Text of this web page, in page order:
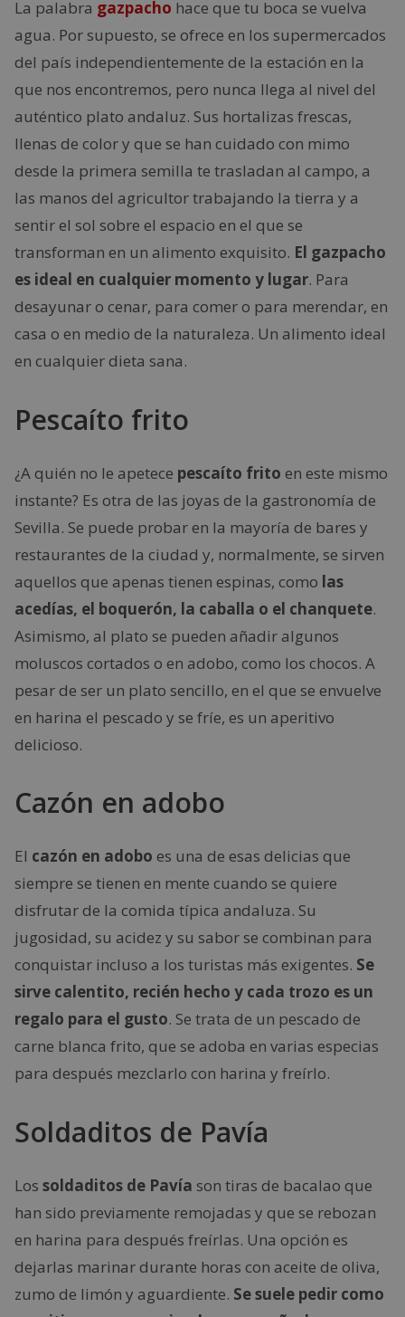
La palabra gazpacho hace que tu boca se vuelva
agua. Por supuesto, se ofrece en los supermercados
del país independientemente de la estación en la
que nos encontremos, pero nunca llega al nivel del
auténtico plato andaluz. Sus hortalizas frescas,
llenas de color y que se han cuidado con mimo
desde la primera semilla te trasladan al campo, a
las manos del agricultor trabajando la tierra y a
sentir el sol sobre el espacio en el que se
transforman en un alimento exquisito. El gazpacho
es ideal en cualquier momento y lugar. Para
desayunar o cenar, para comer o para merendar, en
casa o en medio de la naturaleza. Un alimento ideal
en cualquier dieta sana.
Pescaíto frito
¿A quién no le apetece pescaíto frito en este mismo
instante? Es otra de las joyas de la gastronomía de
Sevilla. Se puede probar en la mayoría de bares y
restaurantes de la ciudad y, normalmente, se sirven
aquellos que apenas tienen espinas, como las
acedías, el boquerón, la caballa o el chanquete.
Asimismo, al plato se pueden añadir algunos
moluscos cortados o en adobo, como los chocos. A
pesar de ser un plato sencillo, en el que se envuelve
en harina el pescado y se fríe, es un aperitivo
delicioso.
Cazón en adobo
El cazón en adobo es una de esas delicias que
siempre se tienen en mente cuando se quiere
disfrutar de la comida típica andaluza. Su
jugosidad, su acidez y su sabor se combinan para
conquistar incluso a los turistas más exigentes. Se
sirve calentito, recién hecho y cada trozo es un
regalo para el gusto. Se trata de un pescado de
carne blanca frito, que se adoba en varias especias
para después mezclarlo con harina y freírlo.
Soldaditos de Pavía
Los soldaditos de Pavía son tiras de bacalao que
han sido previamente remojadas y que se rebozan
en harina para después freírlas. Una opción es
dejarlas marinar durante horas con aceite de oliva,
zumo de limón y aguardiente. Se suele pedir como